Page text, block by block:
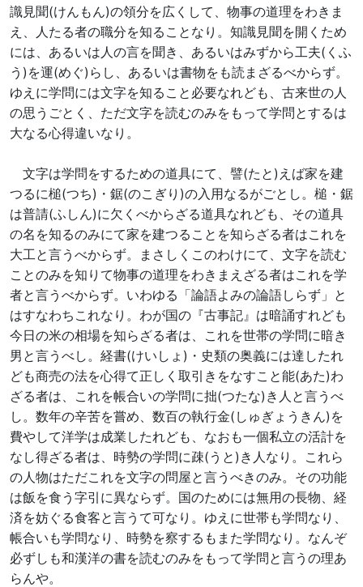
識見聞(けんもん)の領分を広くして、物事の道理をわきま
え、人たる者の職分を知ることなり。知識見聞を開くため
には、あるいは人の言を聞き、あるいはみずから工夫(くふ
う)を運(めぐ)らし、あるいは書物をも読まざるべからず。
ゆえに学問には文字を知ること必要なれども、古来世の人
の思うごとく、ただ文字を読むのみをもって学問とするは
大なる心得違いなり。
文字は学問をするための道具にて、譬(たと)えば家を建
つるに槌(つち)・鋸(のこぎり)の入用なるがごとし。槌・鋸
は普請(ふしん)に欠くべからざる道具なれども、その道具
の名を知るのみにて家を建つることを知らざる者はこれを
大工と言うべからず。まさしくこのわけにて、文字を読む
ことのみを知りて物事の道理をわきまえざる者はこれを学
者と言うべからず。いわゆる「論語よみの論語しらず」と
はすなわちこれなり。わが国の『古事記』は暗誦すれども
今日の米の相場を知らざる者は、これを世帯の学問に暗き
男と言うべし。経書(けいしょ)・史類の奥義には達したれ
ども商売の法を心得て正しく取引きをなすこと能(あた)わ
ざる者は、これを帳合いの学問に拙(つたな)き人と言うべ
し。数年の辛苦を嘗め、数百の執行金(しゅぎょうきん)を
費やして洋学は成業したれども、なおも一個私立の活計を
なし得ざる者は、時勢の学問に疎(うと)き人なり。これら
の人物はただこれを文字の問屋と言うべきのみ。その功能
は飯を食う字引に異ならず。国のためには無用の長物、経
済を妨ぐる食客と言うて可なり。ゆえに世帯も学問なり、
帳合いも学問なり、時勢を察するもまた学問なり。なんぞ
必ずしも和漢洋の書を読むのみをもって学問と言うの理あ
らんや。